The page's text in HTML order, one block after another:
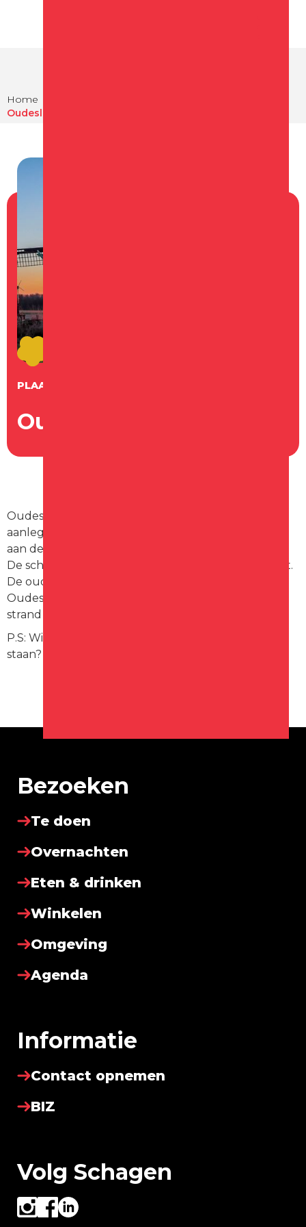
Home
Oudesluis
PLAATS
Oudesluis
Oudesluis, dit schilderachtige dijkdorp was ooit de
aanlegplaats voor VOC-schepen. Het lag toen nog
aan de waddenachtige uitlopers van de Zuiderzee.
De schepen kozen via het Marsdiep voor het zeegat.
De oude sluis is nog altijd te bezichtigen! Vanuit
Oudesluis is de zee niet ver weg. Voor een dagje
strand pak je gewoon de fiets.
P.S: Wist je dat er in Oudesluis nog drie molens
staan? Uit respectievelijk 1764, 1848 en 1896.
Bezoeken
Te doen
Overnachten
Eten & drinken
Winkelen
Omgeving
Agenda
Informatie
Contact opnemen
BIZ
Volg Schagen